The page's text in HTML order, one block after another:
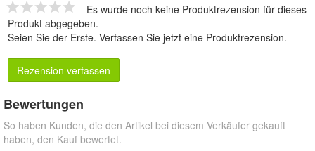
Es wurde noch keine Produktrezension für dieses
Produkt abgegeben.
Seien Sie der Erste. Verfassen Sie jetzt eine Produktrezension.
Rezension verfassen
Bewertungen
So haben Kunden, die den Artikel bei diesem Verkäufer gekauft
haben, den Kauf bewertet.